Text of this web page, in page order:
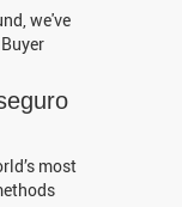
we've
most